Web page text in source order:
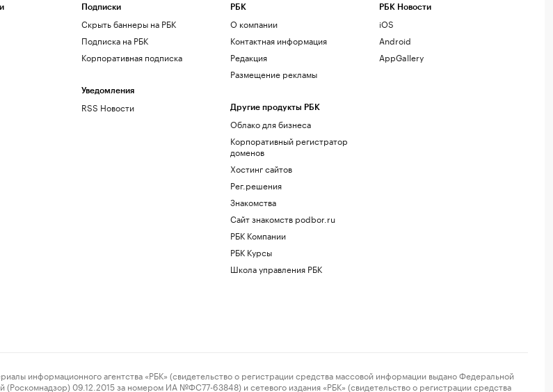
Подписки
Скрыть баннеры на РБК
Подписка на РБК
Корпоративная подписка
Уведомления
RSS Новости
РБК
О компании
Контактная информация
Редакция
Размещение рекламы
Другие продукты РБК
Облако для бизнеса
Корпоративный регистратор
доменов
Хостинг сайтов
Рег.решения
Знакомства
Сайт знакомств podbor.ru
РБК Компании
РБК Курсы
Школа управления РБК
РБК Новости
iOS
Android
AppGallery
агентства «РБК» (свидетельство о регистрации средства массовой информации выдано Федеральной
09.12.2015 за номером ИА №ФС77-63848) и сетевого издания «РБК» (свидетельство о регистрации средства